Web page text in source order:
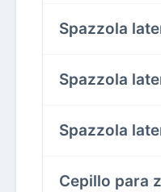
Spazzola
Spazzola
Spazzola
Cepillo para